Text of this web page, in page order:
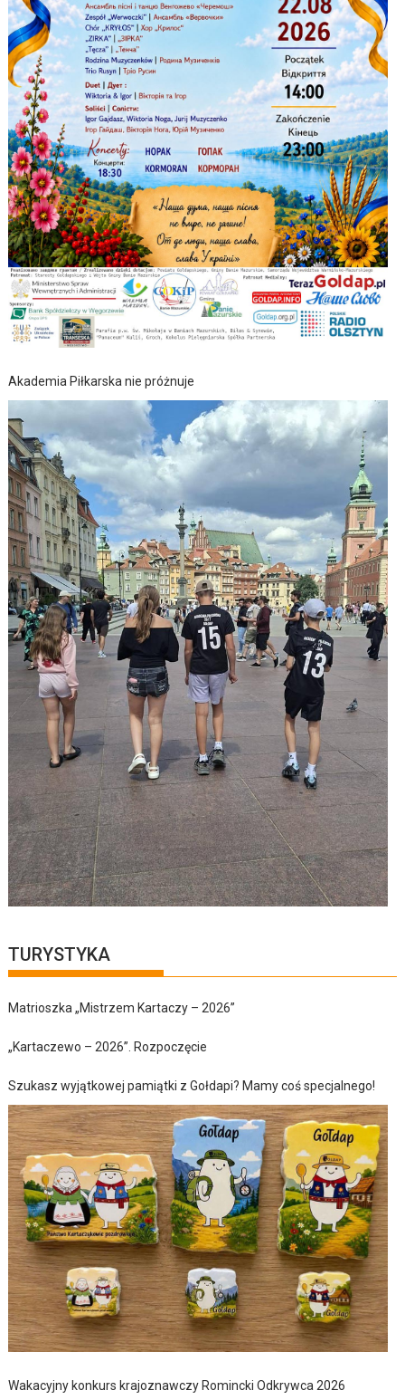
Akademia Piłkarska nie próżnuje
TURYSTYKA
Matrioszka „Mistrzem Kartaczy – 2026”
„Kartaczewo – 2026”. Rozpoczęcie
Szukasz wyjątkowej pamiątki z Gołdapi? Mamy coś specjalnego!
Wakacyjny konkurs krajoznawczy Romincki Odkrywca 2026